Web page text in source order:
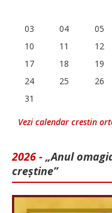
03
04 05
10
11 12
17
18 19
24
25 26
31
Vezi calendar crestin
2026 - „Anul
creștine”